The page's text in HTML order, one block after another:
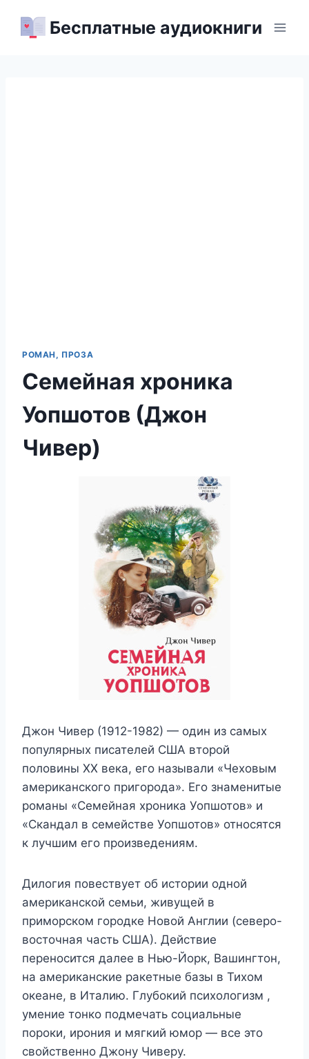
Бесплатные аудиокниги
РОМАН, ПРОЗА
Семейная хроника
Уопшотов (Джон
Чивер)
Джон Чивер (1912-1982) — один из самых
популярных писателей США второй
половины XX века, его называли «Чеховым
американского пригорода». Его знаменитые
романы «Семейная хроника Уопшотов» и
«Скандал в семействе Уопшотов» относятся
к лучшим его произведениям.
Дилогия повествует об истории одной
американской семьи, живущей в
приморском городке Новой Англии (северо-
восточная часть США). Действие
переносится далее в Нью-Йорк, Вашингтон,
на американские ракетные базы в Тихом
океане, в Италию. Глубокий психологизм ,
умение тонко подмечать социальные
пороки, ирония и мягкий юмор — все это
свойственно Джону Чиверу.